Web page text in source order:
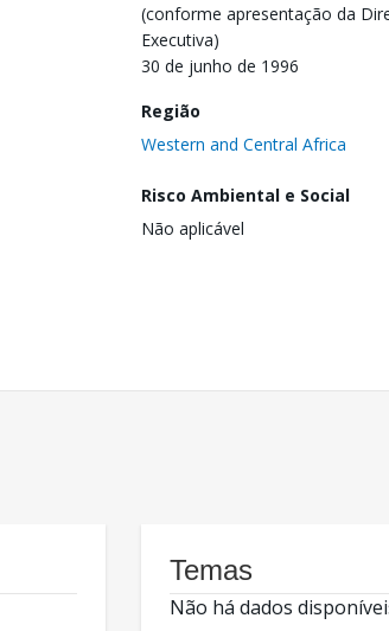
(conforme apresentação da
Executiva)
30 de junho de 1996
Região
Western and Central Africa
Risco Ambiental e Social
Não aplicável
Temas
Não há dados